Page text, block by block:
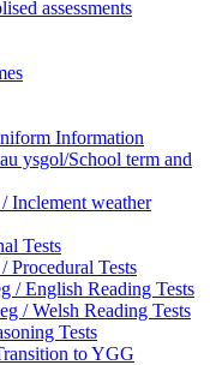
assessments
Information
ysgol/School term and
Inclement weather
Tests
Procedural Tests
/ English Reading Tests
/ Welsh Reading Tests
Tests
to YGG